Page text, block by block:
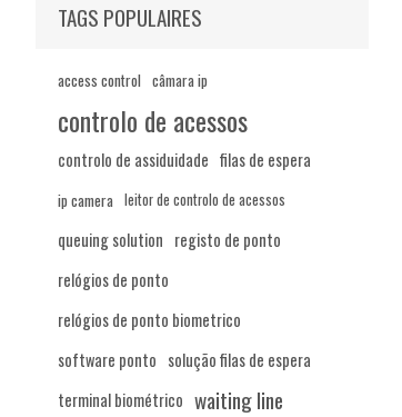
TAGS POPULAIRES
access control câmara ip
controlo de acessos
controlo de assiduidade filas de espera
ip camera leitor de controlo de acessos
queuing solution registo de ponto
relógios de ponto
relógios de ponto biometrico
software ponto solução filas de espera
terminal biométrico waiting line